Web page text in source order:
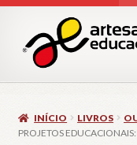
para
navegação
para
conteúdo
INÍCIO LIVROS
PROJETOS